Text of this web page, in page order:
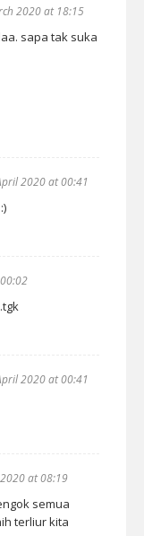
2020 at 18:15
sapa tak suka
2020 at 00:41
2020 at 00:41
at 08:19
semua
terliur kita